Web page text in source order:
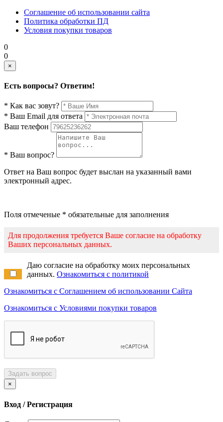
Соглашение об использовании сайта
Политика обработки ПД
Условия покупки товаров
0
0
×
Есть вопросы? Ответим!
* Как вас зовут?
* Ваш Email для ответа
Ваш телефон
* Ваш вопрос?
Ответ на Ваш вопрос будет выслан на указанный вами
электронный адрес.
Поля отмеченые * обязательные для заполнения
Для продолжения требуется Ваше согласие на обработку
Ваших персональных данных.
Даю согласие на обработку моих персональных
данных. Ознакомиться с политикой
Ознакомиться с Соглашением об использовании Сайта
Ознакомиться с Условиями покупки товаров
Задать вопрос
×
Вход / Регистрация